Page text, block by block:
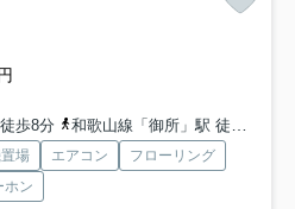
歩8分
和歌山線「御所」駅 徒歩12分
場 エアコン
フローリング
ホン